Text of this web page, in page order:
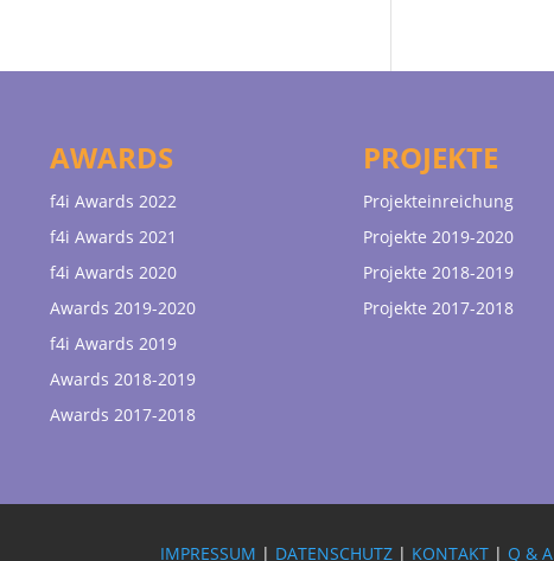
AWARDS
f4i Awards 2022
f4i Awards 2021
f4i Awards 2020
Awards 2019-2020
f4i Awards 2019
Awards 2018-2019
Awards 2017-2018
PROJEKTE
Projekteinreichung
Projekte 2019-2020
Projekte 2018-2019
Projekte 2017-2018
IMPRESSUM | DATENSCHUTZ | KONTAKT | Q & A